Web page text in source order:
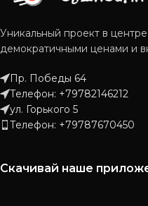
Уникальный проект в
демократичными ценами и
Пр. Победы 64
Телефон: +79782146212
ул. Горького 5
Телефон: +79787670450
Скачивай наше